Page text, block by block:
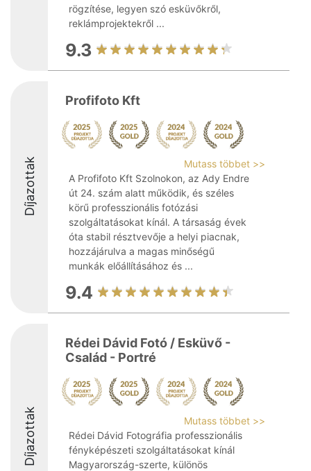
rögzítése, legyen szó esküvőkről,
reklámprojektekről ...
9.3
Díjazottak
Profifoto Kft
Mutass többet >>
A Profifoto Kft Szolnokon, az Ady Endre
út 24. szám alatt működik, és széles
körű professzionális fotózási
szolgáltatásokat kínál. A társaság évek
óta stabil résztvevője a helyi piacnak,
hozzájárulva a magas minőségű
munkák előállításához és ...
9.4
Díjazottak
Rédei Dávid Fotó / Esküvő -
Család - Portré
Mutass többet >>
Rédei Dávid Fotográfia professzionális
fényképészeti szolgáltatásokat kínál
Magyarország-szerte, különös